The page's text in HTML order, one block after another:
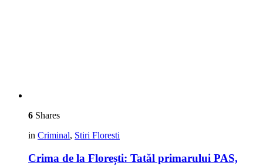
6 Shares
in Criminal, Stiri Floresti
Crima de la Florești: Tatăl primarului PAS,